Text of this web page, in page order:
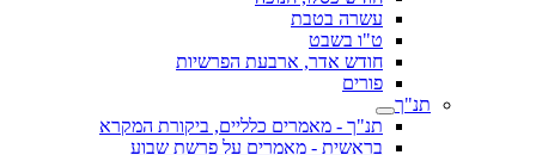
עשרה בטבת
ט"ו בשבט
חודש אדר, ארבעת הפרשיות
פורים
תנ"ך
תנ"ך - מאמרים כלליים, ביקורת המקרא
בראשית - מאמרים על פרשת שבוע